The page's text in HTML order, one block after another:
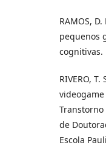
RAMOS,
pequenos
cognitivas.
RIVERO,
Transtorno
de
Escola